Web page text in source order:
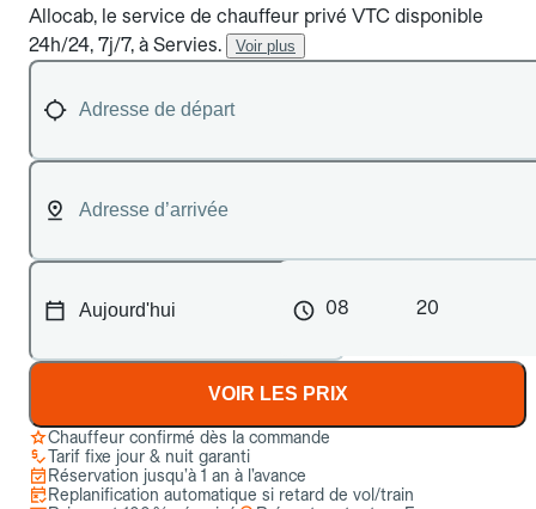
Allocab, le service de chauffeur privé VTC disponible
24h/24, 7j/7, à Servies.
Voir plus
08 20
VOIR LES PRIX
Chauffeur confirmé dès la commande
Tarif fixe jour & nuit garanti
Réservation jusqu’à 1 an à l’avance
Replanification automatique si retard de vol/train